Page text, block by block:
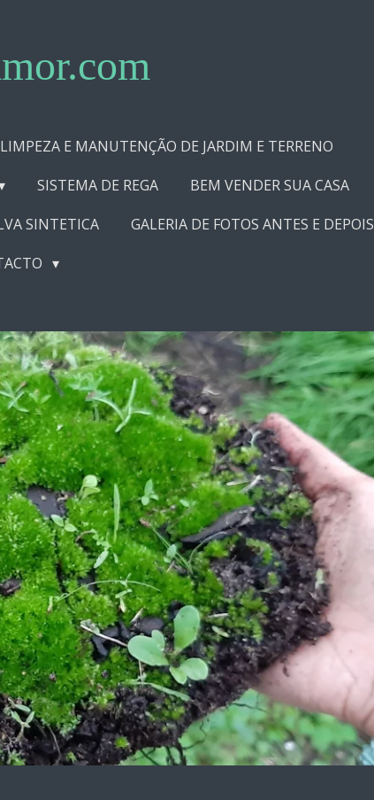
LIMPEZA E MANUTENÇÃO DE JARDIM E TERRENO
SISTEMA DE REGA
BEM VENDER SUA CASA
SINTETICA
GALERIA DE FOTOS ANTES E DEPOIS